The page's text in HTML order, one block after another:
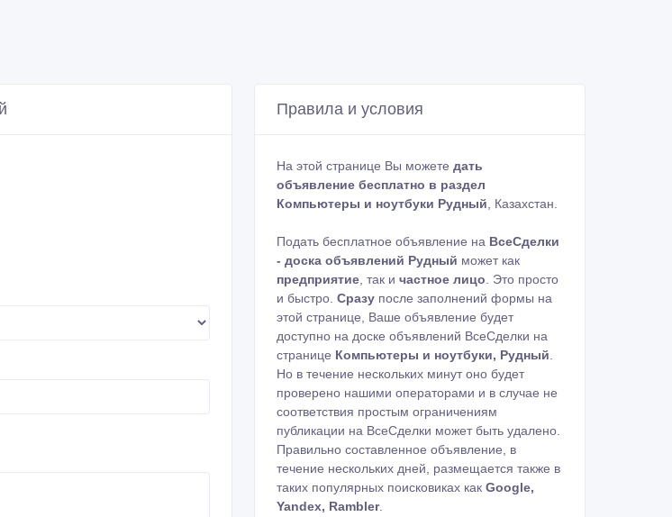
Правила и условия
На этой странице Вы можете дать
объявление бесплатно в раздел
Компьютеры и ноутбуки Рудный, Казахстан.
Подать бесплатное объявление на ВсеСделки
- доска объявлений Рудный может как
предприятие, так и частное лицо. Это просто
и быстро. Сразу после заполнений формы на
этой странице, Ваше объявление будет
доступно на доске объявлений ВсеСделки на
странице Компьютеры и ноутбуки, Рудный.
Но в течение нескольких минут оно будет
проверено нашими операторами и в случае не
соответствия простым ограничениям
публикации на ВсеСделки может быть удалено.
Правильно составленное объявление, в
течение нескольких дней, размещается также в
таких популярных поисковиках как Google,
Yandex, Rambler.